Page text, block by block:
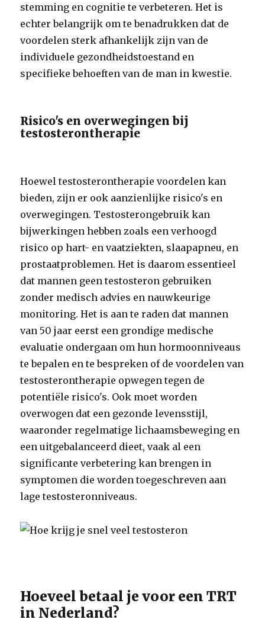
stemming en cognitie te verbeteren. Het is
echter belangrijk om te benadrukken dat de
voordelen sterk afhankelijk zijn van de
individuele gezondheidstoestand en
specifieke behoeften van de man in kwestie.
Risico's en overwegingen bij
testosterontherapie
Hoewel testosterontherapie voordelen kan
bieden, zijn er ook aanzienlijke risico's en
overwegingen. Testosterongebruik kan
bijwerkingen hebben zoals een verhoogd
risico op hart- en vaatziekten, slaapapneu, en
prostaatproblemen. Het is daarom essentieel
dat mannen geen testosteron gebruiken
zonder medisch advies en nauwkeurige
monitoring. Het is aan te raden dat mannen
van 50 jaar eerst een grondige medische
evaluatie ondergaan om hun hormoonniveaus
te bepalen en te bespreken of de voordelen van
testosterontherapie opwegen tegen de
potentiële risico's. Ook moet worden
overwogen dat een gezonde levensstijl,
waaronder regelmatige lichaamsbeweging en
een uitgebalanceerd dieet, vaak al een
significante verbetering kan brengen in
symptomen die worden toegeschreven aan
lage testosteronniveaus.
Hoeveel betaal je voor een TRT
in Nederland?